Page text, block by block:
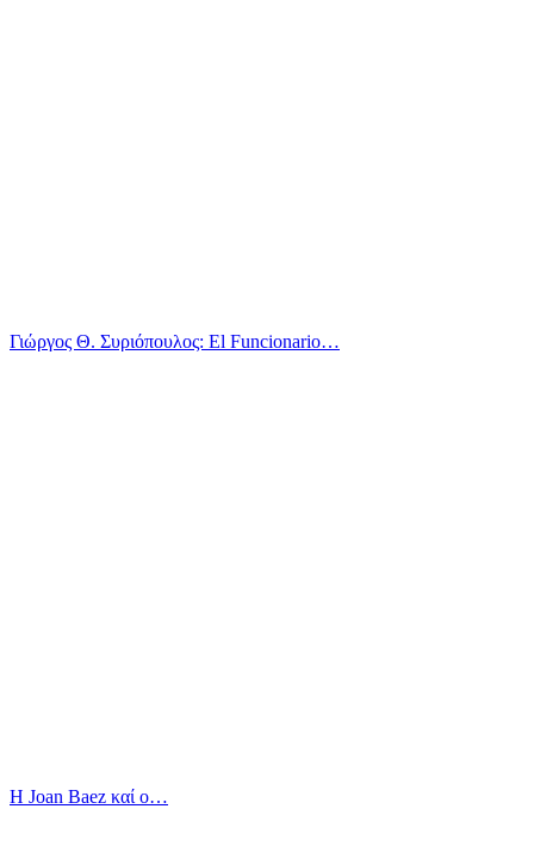
Γιώργος Θ. Συριόπουλος: El Funcionario…
Η Joan Baez καί ο…